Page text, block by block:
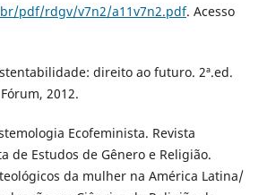
pdf/rdgv/v7n2/a11v7n2.pdf. Acesso
direito ao futuro. 2ª.ed.
2012.
Ecofeminista. Revista
de Estudos de Gênero e Religião.
da mulher na América Latina/